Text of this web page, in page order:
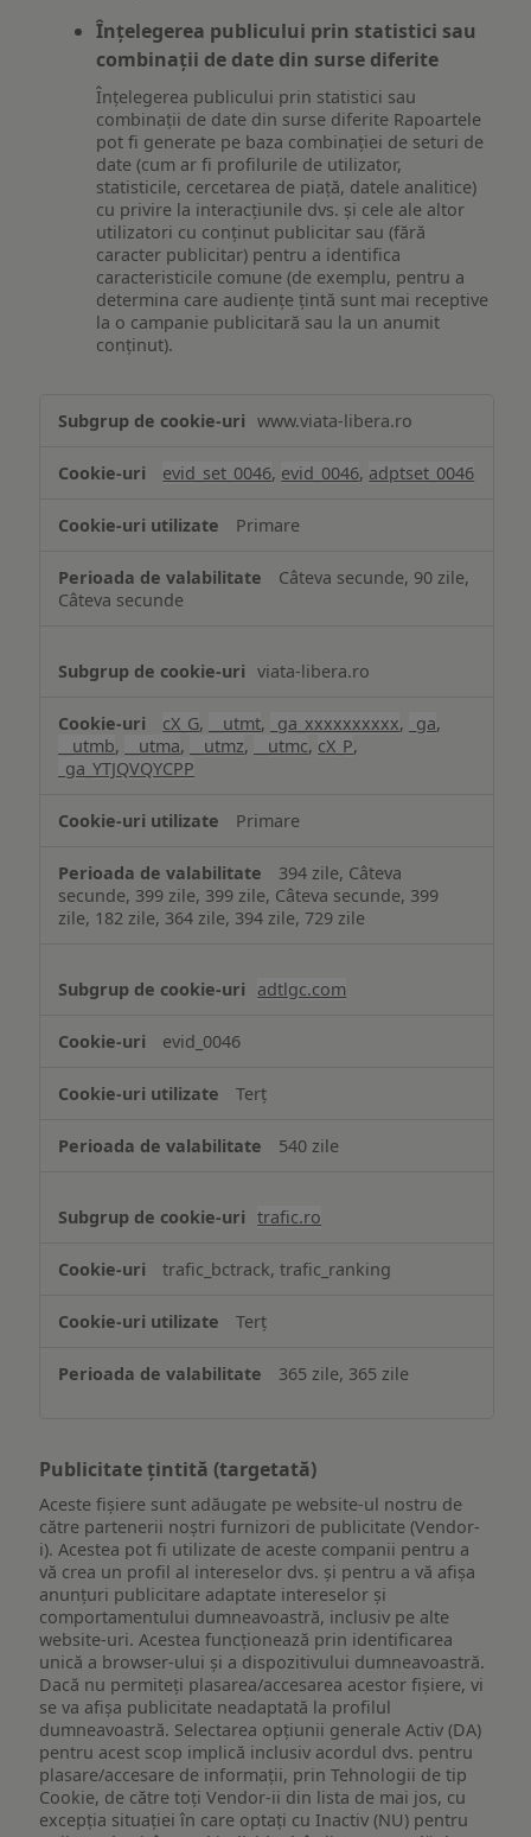
Înțelegerea publicului prin statistici sau
combinații de date din surse diferite
Înțelegerea publicului prin statistici sau
combinații de date din surse diferite Rapoartele
pot fi generate pe baza combinației de seturi de
date (cum ar fi profilurile de utilizator,
statisticile, cercetarea de piață, datele analitice)
cu privire la interacțiunile dvs. și cele ale altor
utilizatori cu conținut publicitar sau (fără
caracter publicitar) pentru a identifica
caracteristicile comune (de exemplu, pentru a
determina care audiențe țintă sunt mai receptive
la o campanie publicitară sau la un anumit
conținut).
www.viata-libera.ro
evid_set_0046, evid_0046, adptset_0046
Primare
Câteva secunde, 90 zile,
Câteva secunde
viata-libera.ro
cX_G, __utmt, _ga_xxxxxxxxxx, _ga,
__utmb, __utma, __utmz, __utmc, cX_P,
_ga_YTJQVQYCPP
Primare
394 zile, Câteva
secunde, 399 zile, 399 zile, Câteva secunde, 399
zile, 182 zile, 364 zile, 394 zile, 729 zile
adtlgc.com
evid_0046
Terț
540 zile
trafic.ro
trafic_bctrack, trafic_ranking
Terț
365 zile, 365 zile
Publicitate țintită (targetată)
Aceste fișiere sunt adăugate pe website-ul nostru de
către partenerii noștri furnizori de publicitate (Vendor-
i). Acestea pot fi utilizate de aceste companii pentru a
vă crea un profil al intereselor dvs. și pentru a vă afișa
anunțuri publicitare adaptate intereselor și
comportamentului dumneavoastră, inclusiv pe alte
website-uri. Acestea funcționează prin identificarea
unică a browser-ului și a dispozitivului dumneavoastră.
Dacă nu permiteți plasarea/accesarea acestor fișiere, vi
se va afișa publicitate neadaptată la profilul
dumneavoastră. Selectarea opțiunii generale Activ (DA)
pentru acest scop implică inclusiv acordul dvs. pentru
plasare/accesare de informații, prin Tehnologii de tip
Cookie, de către toți Vendor-ii din lista de mai jos, cu
excepția situației în care optați cu Inactiv (NU) pentru